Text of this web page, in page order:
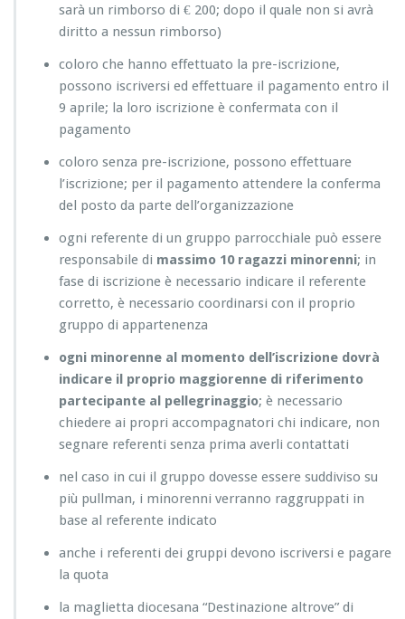
sarà un rimborso di € 200; dopo il quale non si avrà
diritto a nessun rimborso)
coloro che hanno effettuato la pre-iscrizione,
possono iscriversi ed effettuare il pagamento entro il
9 aprile; la loro iscrizione è confermata con il
pagamento
coloro senza pre-iscrizione, possono effettuare
l’iscrizione; per il pagamento attendere la conferma
del posto da parte dell’organizzazione
ogni referente di un gruppo parrocchiale può essere
responsabile di massimo 10 ragazzi minorenni; in
fase di iscrizione è necessario indicare il referente
corretto, è necessario coordinarsi con il proprio
gruppo di appartenenza
ogni minorenne al momento dell’iscrizione dovrà
indicare il proprio maggiorenne di riferimento
partecipante al pellegrinaggio; è necessario
chiedere ai propri accompagnatori chi indicare, non
segnare referenti senza prima averli contattati
nel caso in cui il gruppo dovesse essere suddiviso su
più pullman, i minorenni verranno raggruppati in
base al referente indicato
anche i referenti dei gruppi devono iscriversi e pagare
la quota
la maglietta diocesana “Destinazione altrove” di